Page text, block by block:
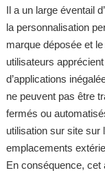
Il a un large éventail
la personnalisation
marque déposée et
utilisateurs
d’applications
ne peuvent pas être
fermés ou
utilisation sur site sur
emplacements
En conséquence, cet